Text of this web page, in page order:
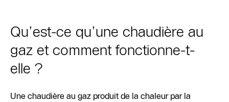
Qu’est-ce qu’une chaudière au
gaz et comment fonctionne-t-
elle ?
Une chaudière au gaz produit de la chaleur par la